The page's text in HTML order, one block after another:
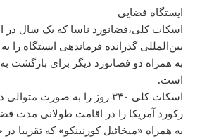
ایستگاه فضایی
اسکات کلی،‌فضانورد ناسا که یک سال در
بین‌المللی گذرانده فرماندهی ایستگاه را
به همراه دو فضانورد دیگر برای بازگشت
است.
اسکات کلی ۳۴۰ روز را به صورت
رکورد آمریکا را در اقامت طولانی
به همراه «میخائیل کورنینکو» که تقریبا